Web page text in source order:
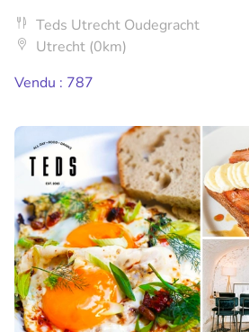
Teds Utrecht Oudegracht
Utrecht (0km)
Vendu : 787